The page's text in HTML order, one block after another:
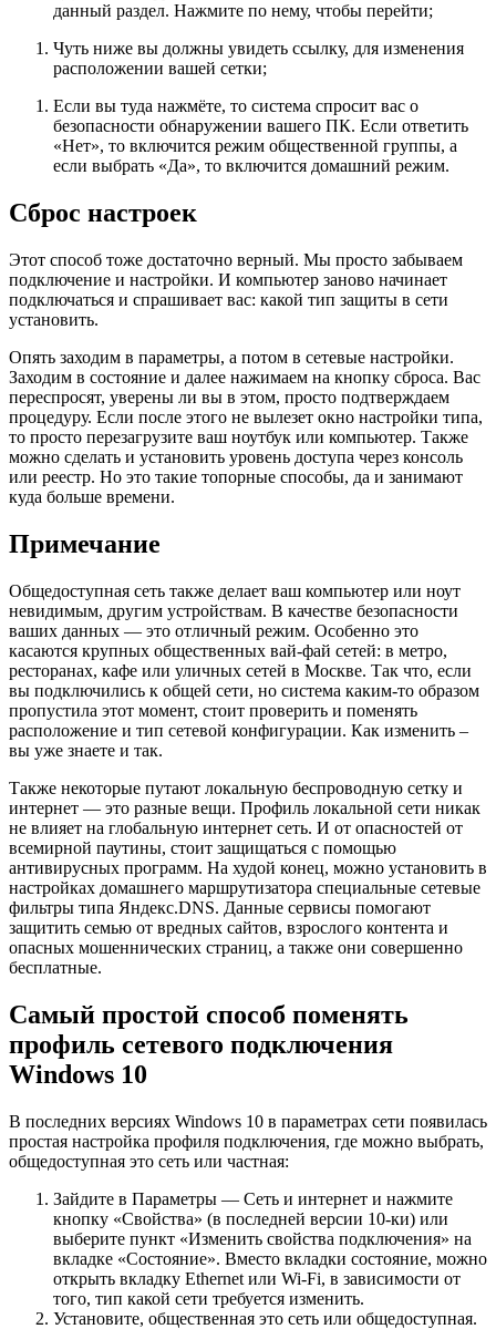
данный раздел. Нажмите по нему, чтобы перейти;
Чуть ниже вы должны увидеть ссылку, для изменения
расположении вашей сетки;
Если вы туда нажмёте, то система спросит вас о
безопасности обнаружении вашего ПК. Если ответить
«Нет», то включится режим общественной группы, а
если выбрать «Да», то включится домашний режим.
Сброс настроек
Этот способ тоже достаточно верный. Мы просто забываем
подключение и настройки. И компьютер заново начинает
подключаться и спрашивает вас: какой тип защиты в сети
установить.
Опять заходим в параметры, а потом в сетевые настройки.
Заходим в состояние и далее нажимаем на кнопку сброса. Вас
переспросят, уверены ли вы в этом, просто подтверждаем
процедуру. Если после этого не вылезет окно настройки типа,
то просто перезагрузите ваш ноутбук или компьютер. Также
можно сделать и установить уровень доступа через консоль
или реестр. Но это такие топорные способы, да и занимают
куда больше времени.
Примечание
Общедоступная сеть также делает ваш компьютер или ноут
невидимым, другим устройствам. В качестве безопасности
ваших данных — это отличный режим. Особенно это
касаются крупных общественных вай-фай сетей: в метро,
ресторанах, кафе или уличных сетей в Москве. Так что, если
вы подключились к общей сети, но система каким-то образом
пропустила этот момент, стоит проверить и поменять
расположение и тип сетевой конфигурации. Как изменить –
вы уже знаете и так.
Также некоторые путают локальную беспроводную сетку и
интернет — это разные вещи. Профиль локальной сети никак
не влияет на глобальную интернет сеть. И от опасностей от
всемирной паутины, стоит защищаться с помощью
антивирусных программ. На худой конец, можно установить в
настройках домашнего маршрутизатора специальные сетевые
фильтры типа Яндекс.DNS. Данные сервисы помогают
защитить семью от вредных сайтов, взрослого контента и
опасных мошеннических страниц, а также они совершенно
бесплатные.
Самый простой способ поменять
профиль сетевого подключения
Windows 10
В последних версиях Windows 10 в параметрах сети появилась
простая настройка профиля подключения, где можно выбрать,
общедоступная это сеть или частная:
Зайдите в Параметры — Сеть и интернет и нажмите
кнопку «Свойства» (в последней версии 10-ки) или
выберите пункт «Изменить свойства подключения» на
вкладке «Состояние». Вместо вкладки состояние, можно
открыть вкладку Ethernet или Wi-Fi, в зависимости от
того, тип какой сети требуется изменить.
Установите, общественная это сеть или общедоступная.